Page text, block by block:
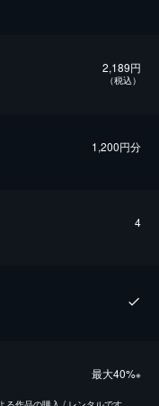
2,189円
（税込）
1,200円分
4
最⼤40%※